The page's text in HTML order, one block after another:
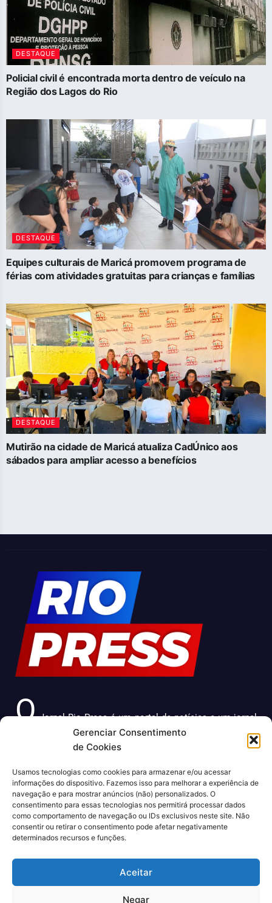
Gerenciar Consentimento
de Cookies
Usamos tecnologias como cookies para armazenar e/ou acessar
informações do dispositivo. Fazemos isso para melhorar a experiência de
navegação e para mostrar anúncios (não) personalizados. O
consentimento para essas tecnologias nos permitirá processar dados
como comportamento de navegação ou IDs exclusivos neste site. Não
consentir ou retirar o consentimento pode afetar negativamente
determinados recursos e funções.
Aceitar
Negar
DESTAQUE
Policial civil é encontrada morta dentro de veículo na
Região dos Lagos do Rio
DESTAQUE
Equipes culturais de Maricá promovem programa de
férias com atividades gratuitas para crianças e famílias
DESTAQUE
Mutirão na cidade de Maricá atualiza CadÚnico aos
sábados para ampliar acesso a benefícios
O Jornal Rio Press é um portal de notícias e um jornal
impresso que cobre diversas notícias sobre a cidade do
Rio de Janeiro. Com uma abordagem abrangente e
sobre política, economia, cultura, entre outros temas
relevantes para a população carioca. Além disso, o Jornal
Rio Press oferece conteúdo exclusivo em sua versão
online, trazendo ainda mais facilidade e comodidade para
seus leitores.
CNPJ: 43.699.442/0001-80